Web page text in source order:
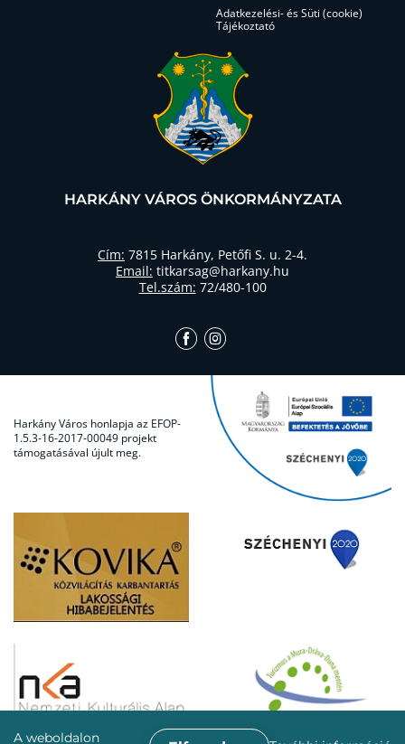
A weboldalon
Adatkezelési- és Süti (cookie)
Tájékoztató
HARKÁNY VÁROS ÖNKORMÁNYZATA
Cím: 7815 Harkány, Petőfi S. u. 2-4.
Email: titkarsag@harkany.hu
Tel.szám: 72/480-100
Harkány Város honlapja az EFOP-
1.5.3-16-2017-00049 projekt
támogatásával újult meg.